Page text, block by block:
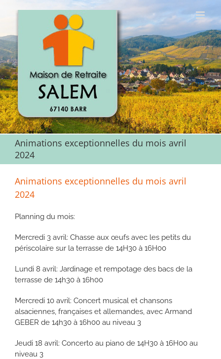
Animations exceptionnelles du mois avril
2024
Animations exceptionnelles du mois avril
2024
Planning du mois:
Mercredi 3 avril: Chasse aux œufs avec les petits du
périscolaire sur la terrasse de 14H30 à 16H00
Lundi 8 avril: Jardinage et rempotage des bacs de la
terrasse de 14h30 à 16h00
Mercredi 10 avril: Concert musical et chansons
alsaciennes, françaises et allemandes, avec Armand
GEBER de 14h30 à 16h00 au niveau 3
Jeudi 18 avril: Concerto au piano de 14H30 à 16H00 au
niveau 3